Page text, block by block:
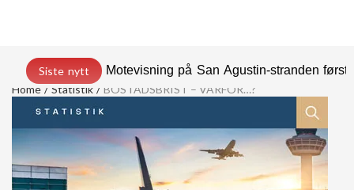
Siste nytt
Motevisning på San Agustin-stranden
Home
Statistik BOSTADSBRIST – VARFÖR…?